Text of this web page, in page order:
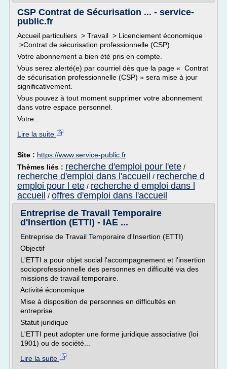
CSP Contrat de Sécurisation ... - service-
public.fr
Accueil particuliers > Travail > Licenciement économique
>Contrat de sécurisation professionnelle (CSP)
Votre abonnement a bien été pris en compte.
Vous serez alerté(e) par courriel dès que la page « Contrat
de sécurisation professionnelle (CSP) » sera mise à jour
significativement.
Vous pouvez à tout moment supprimer votre abonnement
dans votre espace personnel.
Votre...
Lire la suite
Site : https://www.service-public.fr
Thèmes liés : recherche d'emploi pour l'ete /
recherche d'emploi dans l'accueil / recherche d
emploi pour l ete / recherche d emploi dans l
accueil / offres d'emploi dans l'accueil
Entreprise de Travail Temporaire
d'Insertion (ETTI) - IAE ...
Entreprise de Travail Temporaire d'Insertion (ETTI)
Objectif
L'ETTI a pour objet social l'accompagnement et l'insertion
socioprofessionnelle des personnes en difficulté via des
missions de travail temporaire.
Activité économique
Mise à disposition de personnes en difficultés en
entreprise.
Statut juridique
L'ETTI peut adopter une forme juridique associative (loi
1901) ou de société...
Lire la suite